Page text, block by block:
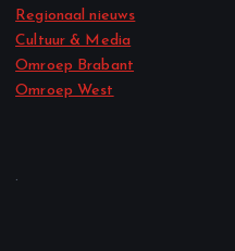
Regionaal nieuws
Cultuur & Media
Omroep Brabant
Omroep West
.